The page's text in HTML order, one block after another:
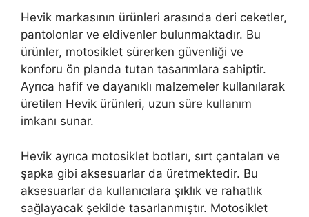
Hevik markasının ürünleri arasında deri ceketler,
pantolonlar ve eldivenler bulunmaktadır. Bu
ürünler, motosiklet sürerken güvenliği ve
konforu ön planda tutan tasarımlara sahiptir.
Ayrıca hafif ve dayanıklı malzemeler kullanılarak
üretilen Hevik ürünleri, uzun süre kullanım
imkanı sunar.
Hevik ayrıca motosiklet botları, sırt çantaları ve
şapka gibi aksesuarlar da üretmektedir. Bu
aksesuarlar da kullanıcılara şıklık ve rahatlık
sağlayacak şekilde tasarlanmıştır. Motosiklet